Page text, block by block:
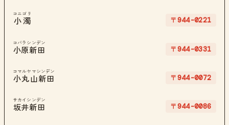
小濁
コニゴリ
〒944-0221
小原新田
コバラシンデン
〒944-0331
小丸山新田
コマルヤマシンデン
〒944-0072
坂井新田
サカイシンデン
〒944-0086